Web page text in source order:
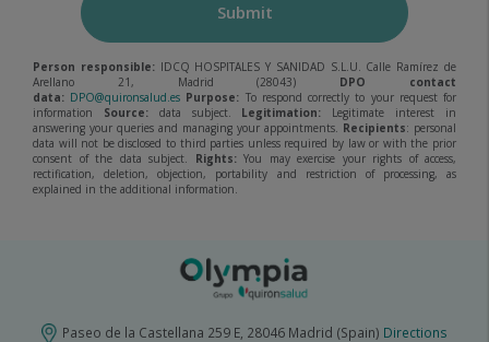
Submit
Person responsible:IDCQ HOSPITALES Y SANIDAD S.L.U. Calle Ramírez de
Arellano 21, Madrid (28043) DPO contact
data: DPO@quironsalud.es Purpose: To respond correctly to your request for
information Source:data subject. Legitimation: Legitimate interest in
answering your queries and managing your appointments. Recipients: personal
data will not be disclosed to third parties unless required by law or with the prior
consent of the data subject.
Rights:You may exercise your rights of access,
rectification, deletion, objection, portability and restriction of processing, as
explained in the additional information.
Paseo de la Castellana 259 E, 28046 Madrid (Spain) Directions